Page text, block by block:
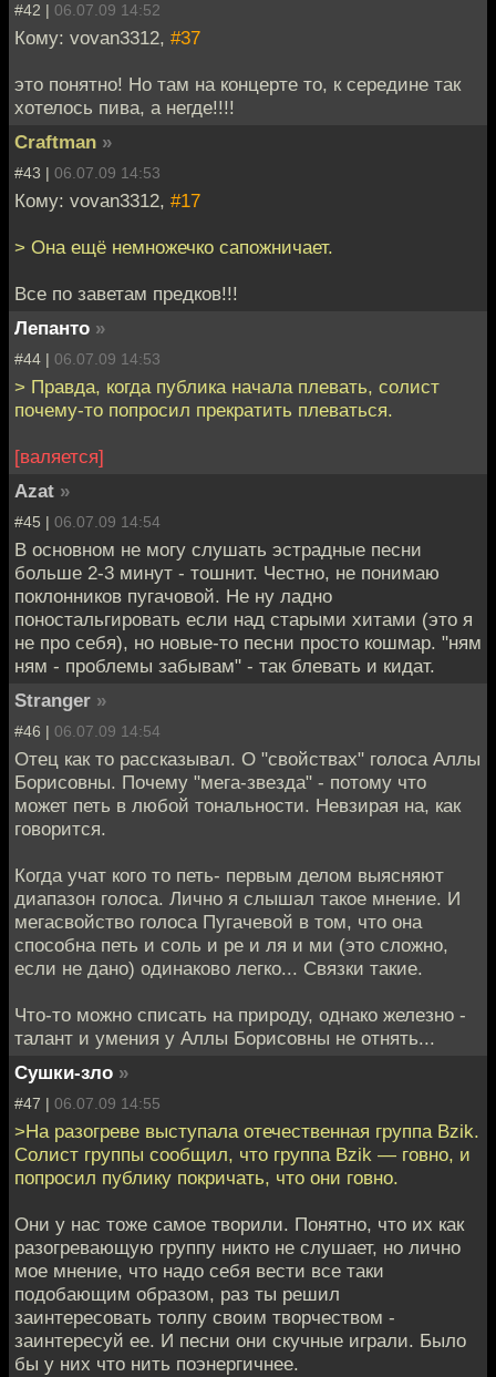
#42 | 06.07.09 14:52
Кому: vovan3312, #37
это понятно! Но там на концерте то, к середине так
хотелось пива, а негде!!!!
Craftman »
#43 | 06.07.09 14:53
Кому: vovan3312, #17
> Она ещё немножечко сапожничает.
Все по заветам предков!!!
Лепанто »
#44 | 06.07.09 14:53
> Правда, когда публика начала плевать, солист
почему-то попросил прекратить плеваться.
[валяется]
Azat »
#45 | 06.07.09 14:54
В основном не могу слушать эстрадные песни
больше 2-3 минут - тошнит. Честно, не понимаю
поклонников пугачовой. Не ну ладно
поностальгировать если над старыми хитами (это я
не про себя), но новые-то песни просто кошмар. "ням
ням - проблемы забывам" - так блевать и кидат.
Stranger »
#46 | 06.07.09 14:54
Отец как то рассказывал. О "свойствах" голоса Аллы
Борисовны. Почему "мега-звезда" - потому что
может петь в любой тональности. Невзирая на, как
говорится.
Когда учат кого то петь- первым делом выясняют
диапазон голоса. Лично я слышал такое мнение. И
мегасвойство голоса Пугачевой в том, что она
способна петь и соль и ре и ля и ми (это сложно,
если не дано) одинаково легко... Связки такие.
Что-то можно списать на природу, однако железно -
талант и умения у Аллы Борисовны не отнять...
Сушки-зло »
#47 | 06.07.09 14:55
>На разогреве выступала отечественная группа Bzik.
Солист группы сообщил, что группа Bzik — говно, и
попросил публику покричать, что они говно.
Они у нас тоже самое творили. Понятно, что их как
разогревающую группу никто не слушает, но лично
мое мнение, что надо себя вести все таки
подобающим образом, раз ты решил
заинтересовать толпу своим творчеством -
заинтересуй ее. И песни они скучные играли. Было
бы у них что нить поэнергичнее.